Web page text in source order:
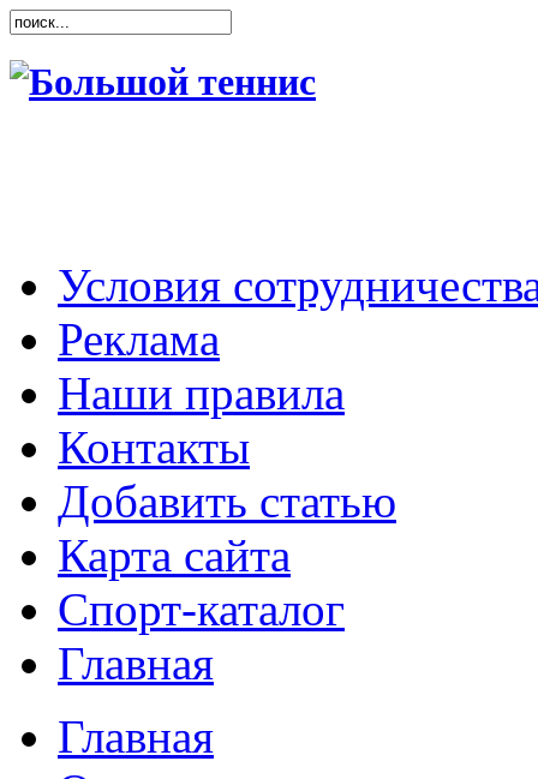
Условия
Реклама
Наши правила
Контакты
Добавить статью
Карта сайта
Спорт-каталог
Главная
Главная